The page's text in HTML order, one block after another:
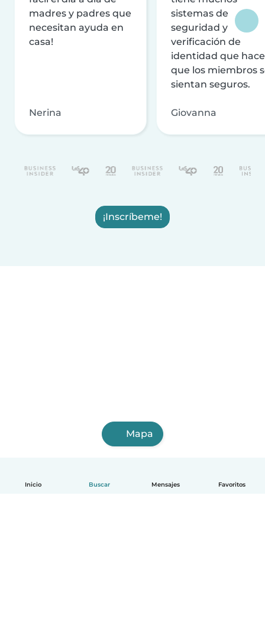
Inicio Buscar Mensajes Favoritos
madres y padres que
necesitan ayuda en
casa!
Nerina
sistemas de
seguridad y
verificación de
identidad que
que los miembros
sientan seguros.
Giovanna
¡Inscríbeme!
Mapa